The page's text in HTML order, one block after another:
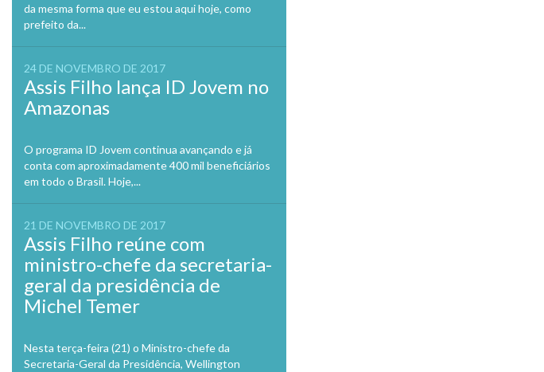
da mesma forma que eu estou aqui hoje, como
prefeito da...
24 DE NOVEMBRO DE 2017
Assis Filho lança ID Jovem no
Amazonas
O programa ID Jovem continua avançando e já
conta com aproximadamente 400 mil beneficiários
em todo o Brasil. Hoje,...
21 DE NOVEMBRO DE 2017
Assis Filho reúne com
ministro-chefe da secretaria-
geral da presidência de
Michel Temer
Nesta terça-feira (21) o Ministro-chefe da
Secretaria-Geral da Presidência, Wellington